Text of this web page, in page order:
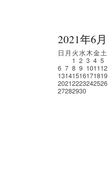
2021年6月
日 月 火水木金土
1 2 3 4 5
6 7 8 9 101112
13141516171819
20212223242526
27282930